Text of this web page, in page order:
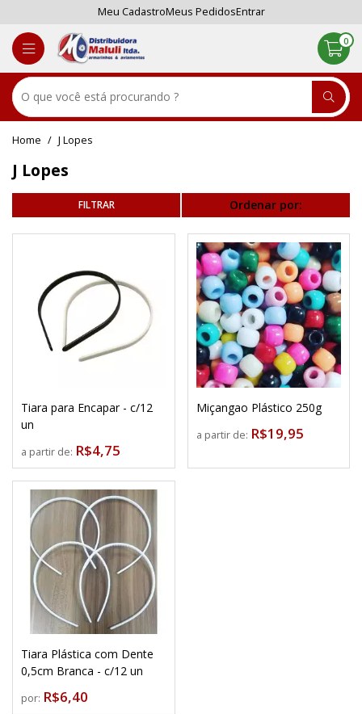
Meu CadastroMeus PedidosEntrar
0
J Lopes
J Lopes
Ordenar por:
Tiara para Encapar - c/12
un
a partir de: R$4,75
Miçangao Plástico 250g
a partir de: R$19,95
Tiara Plástica com Dente
0,5cm Branca - c/12 un
por: R$6,40